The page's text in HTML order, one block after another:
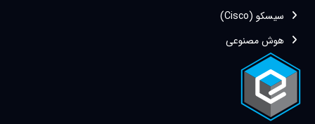
سیسکو (Cisco)
هوش مصنوعی